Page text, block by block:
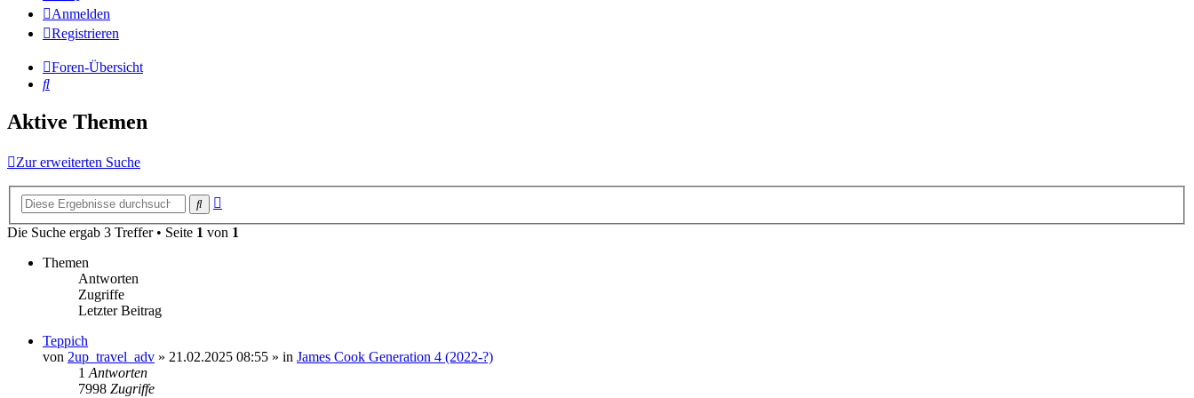
Anmelden
Registrieren
Foren-Übersicht
Suche
Aktive Themen
Zur erweiterten Suche
Suche
Die Suche ergab 3 Treffer • Seite 1 von 1
Themen
Antworten
Zugriffe
Letzter Beitrag
Teppich
von 2up_travel_adv » 21.02.2025 08:55 » in James Cook Generation 4 (2022-?)
1 Antworten
7998 Zugriffe